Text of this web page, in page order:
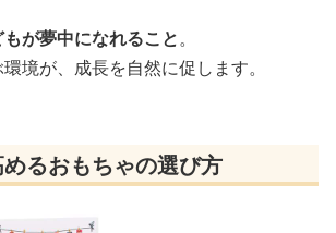
が夢中になれること。
境が、成長を自然に促します。
るおもちゃの選び方